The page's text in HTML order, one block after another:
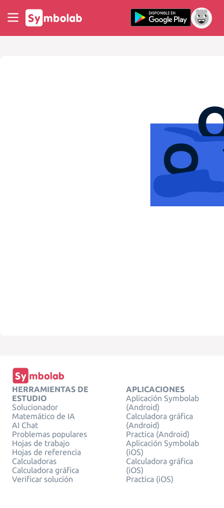
HERRAMIENTAS DE
ESTUDIO
Solucionador
Matemático de IA
AI Chat
Problemas populares
Hojas de trabajo
Hojas de referencia
Calculadoras
Calculadora gráfica
Verificar solución
APLICACIONES
Aplicación Symbolab
(Android)
Calculadora gráfica
(Android)
Practica (Android)
Aplicación Symbolab
(iOS)
Calculadora gráfica
(iOS)
Practica (iOS)